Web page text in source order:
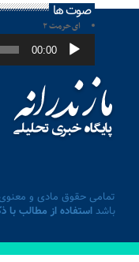
صوت ها
ای حرمت ۲
پخش‌کننده
صوت 00:00
تمامی حقوق مادی و معنوی
باشداستفاده از مطالب با